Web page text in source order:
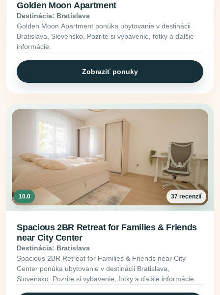
Golden Moon Apartment
Destinácia: Bratislava
Golden Moon Apartment ponúka ubytovanie v destinácii
Bratislava, Slovensko. Pozrite si vybavenie, fotky a ďalšie
informácie.
Zobraziť ponuky
10.0 37 recenzií
Spacious 2BR Retreat for Families & Friends
near City Center
Destinácia: Bratislava
Spacious 2BR Retreat for Families & Friends near City
Center ponúka ubytovanie v destinácii Bratislava,
Slovensko. Pozrite si vybavenie, fotky a ďalšie informácie.